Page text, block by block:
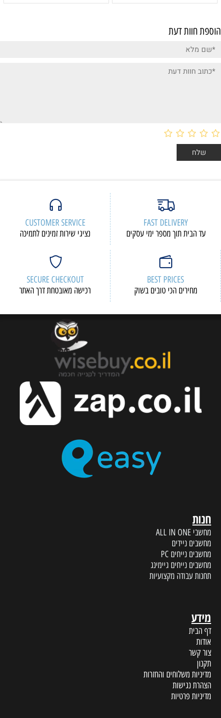
הוספת חוות דעת
FAST DELIVERY
עד הבית תוך מספר ימי עסקים
CUSTOMER SERVICE
נציגי שירות זמינים לתמיכה
BEST PRICES
מחירים הכי טובים בשוק
SECURE CHECKOUT
רכישה מאובטחת דרך האתר
חנות
מחשבי ALL IN ONE
מחשבים ניידים
מחשבים נייחים PC
מחשבים נייחים גיימינג
תחנות עבודה מקצועיות
מידע
דף הבית
אודות
צור קשר
תקנון
מדיניות משלוחים והחזרות
הצהרת נגישות
מדיניות פרטיות